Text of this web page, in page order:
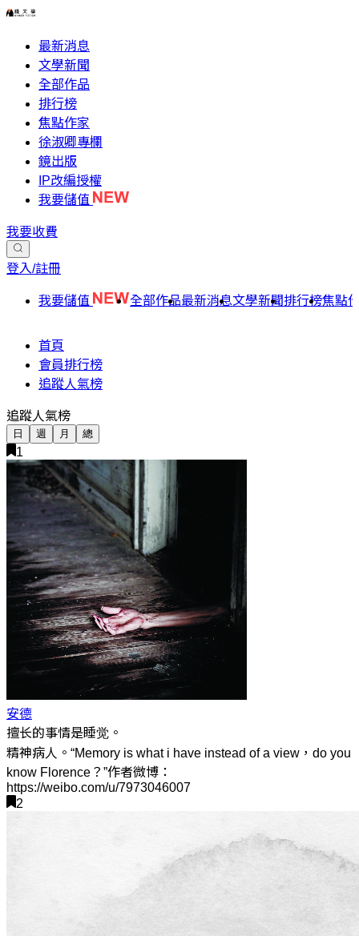
最新消息
文學新聞
全部作品
排行榜
焦點作家
徐淑卿專欄
鏡出版
IP改編授權
我要儲值
我要收費
登入/註冊
我要儲值 全部作品最新消息文學新聞排行榜焦點
首頁
會員排行榜
追蹤人氣榜
追蹤人氣榜
日 週 月 總
1
安德
擅长的事情是睡觉。
精神病人。“Memory is what i have instead of a view，do you
know Florence？”作者微博：
https://weibo.com/u/7973046007
2